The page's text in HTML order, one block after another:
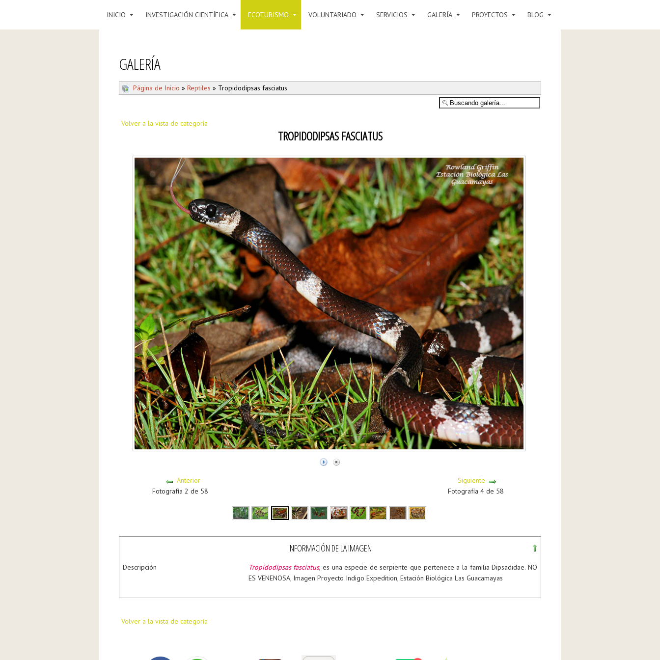
INICIO INVESTIGACIÓN CIENTÍFICA ECOTURISMO VOLUNTARIADO SERVICIOS GALERÍA PROYECTOS BLOG
GALERÍA
Página de Inicio » Reptiles » Tropidodipsas fasciatus
Volver a la vista de categoría
TROPIDODIPSAS FASCIATUS
Anterior
Fotografía 2 de 58
Siguiente
Fotografía 4 de 58
INFORMACIÓN DE LA IMAGEN
Descripción Tropidodipsas fasciatus, es una especie de serpiente que pertenece a la familia Dipsadidae. NO
ES VENENOSA, Imagen Proyecto Indigo Expedition, Estación Biológica Las Guacamayas
Volver a la vista de categoría